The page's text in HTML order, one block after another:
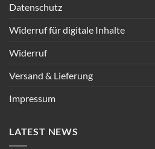
Datenschutz
Widerruf für digitale Inhalte
Widerruf
Versand & Lieferung
Impressum
LATEST NEWS